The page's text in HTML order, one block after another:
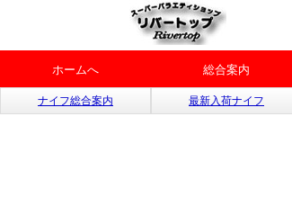
ホームへ 総合案内
ナイフ総合案内 最新入荷ナイフ